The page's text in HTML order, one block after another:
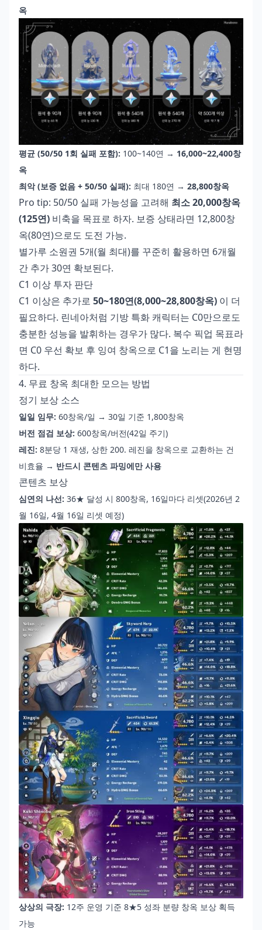
옥
평균 (50/50 1회 실패 포함): 100~140연 → 16,000~22,400창
옥
최악 (보증 없음 + 50/50 실패): 최대 180연 → 28,800창옥
Pro tip: 50/50 실패 가능성을 고려해 최소 20,000창옥
(125연) 비축을 목표로 하자. 보증 상태라면 12,800창
옥(80연)으로도 도전 가능.
별가루 소원권 5개(월 최대)를 꾸준히 활용하면 6개월
간 추가 30연 확보된다.
C1 이상 투자 판단
C1 이상은 추가로 50~180연(8,000~28,800창옥) 이 더
필요하다. 린네아처럼 기방 특화 캐릭터는 C0만으로도
충분한 성능을 발휘하는 경우가 많다. 복수 픽업 목표라
면 C0 우선 확보 후 잉여 창옥으로 C1을 노리는 게 현명
하다.
4. 무료 창옥 최대한 모으는 방법
정기 보상 소스
일일 임무: 60창옥/일 → 30일 기준 1,800창옥
버전 점검 보상: 600창옥/버전(42일 주기)
레진: 8분당 1 재생, 상한 200. 레진을 창옥으로 교환하는 건
비효율 → 반드시 콘텐츠 파밍에만 사용
콘텐츠 보상
심연의 나선: 36★ 달성 시 800창옥, 16일마다 리셋(2026년 2
월 16일, 4월 16일 리셋 예정)
상상의 극장: 12주 운영 기준 8★5 성좌 분량 창옥 보상 획득
가능